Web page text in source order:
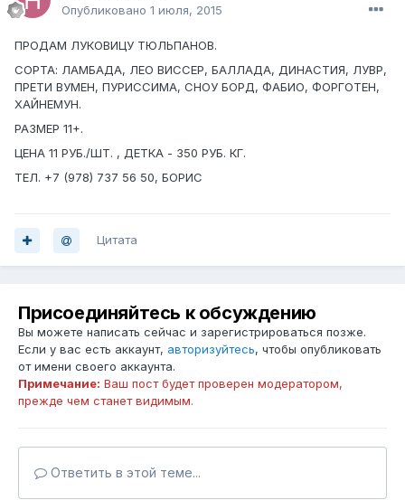
Опубликовано 1 июля, 2015
ПРОДАМ ЛУКОВИЦУ ТЮЛЬПАНОВ.
СОРТА: ЛАМБАДА, ЛЕО ВИССЕР, БАЛЛАДА, ДИНАСТИЯ, ЛУВР,
ПРЕТИ ВУМЕН, ПУРИССИМА, СНОУ БОРД, ФАБИО, ФОРГОТЕН,
ХАЙНЕМУН.
РАЗМЕР 11+.
ЦЕНА 11 РУБ./ШТ. , ДЕТКА - 350 РУБ. КГ.
ТЕЛ. +7 (978) 737 56 50, БОРИС
Цитата
Присоединяйтесь к обсуждению
Вы можете написать сейчас и зарегистрироваться позже.
Если у вас есть аккаунт, авторизуйтесь, чтобы опубликовать
от имени своего аккаунта.
Примечание: Ваш пост будет проверен модератором,
прежде чем станет видимым.
Ответить в этой теме...